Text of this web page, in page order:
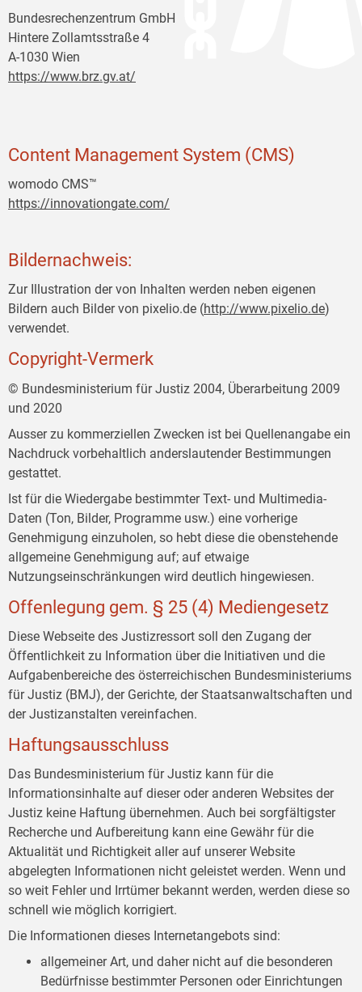
Bundesrechenzentrum GmbH
Hintere Zollamtsstraße 4
A-1030 Wien
https://www.brz.gv.at/
Content Management System (CMS)
womodo CMS™
https://innovationgate.com/
Bildernachweis:
Zur Illustration der von Inhalten werden neben eigenen
Bildern auch Bilder von pixelio.de (http://www.pixelio.de)
verwendet.
Copyright-Vermerk
© Bundesministerium für Justiz 2004, Überarbeitung 2009
und 2020
Ausser zu kommerziellen Zwecken ist bei Quellenangabe ein
Nachdruck vorbehaltlich anderslautender Bestimmungen
gestattet.
Ist für die Wiedergabe bestimmter Text- und Multimedia-
Daten (Ton, Bilder, Programme usw.) eine vorherige
Genehmigung einzuholen, so hebt diese die obenstehende
allgemeine Genehmigung auf; auf etwaige
Nutzungseinschränkungen wird deutlich hingewiesen.
Offenlegung gem. § 25 (4) Mediengesetz
Diese Webseite des Justizressort soll den Zugang der
Öffentlichkeit zu Information über die Initiativen und die
Aufgabenbereiche des österreichischen Bundesministeriums
für Justiz (BMJ), der Gerichte, der Staatsanwaltschaften und
der Justizanstalten vereinfachen.
Haftungsausschluss
Das Bundesministerium für Justiz kann für die
Informationsinhalte auf dieser oder anderen Websites der
Justiz keine Haftung übernehmen. Auch bei sorgfältigster
Recherche und Aufbereitung kann eine Gewähr für die
Aktualität und Richtigkeit aller auf unserer Website
abgelegten Informationen nicht geleistet werden. Wenn und
so weit Fehler und Irrtümer bekannt werden, werden diese so
schnell wie möglich korrigiert.
Die Informationen dieses Internetangebots sind:
allgemeiner Art, und daher nicht auf die besonderen
Bedürfnisse bestimmter Personen oder Einrichtungen